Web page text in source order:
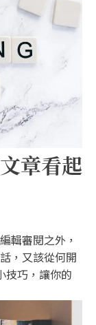
章看起
輯審閱之外，
，又該從何開
技巧，讓你的